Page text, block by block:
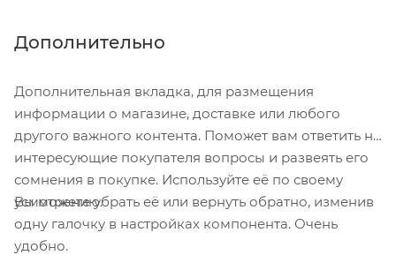
получения заказа обратитесь к сотруднику в
кассовой зоне и назовите номер.
Постамат. Когда заказ поступит на точку, на ваш
телефон или e-mail придет уникальный код.
Заказ нужно оплатить в терминале постамата.
Срок хранения — 3 дня.
Почтовая доставка через почту России. Когда
Дополнительно
Дополнительная вкладка, для размещения
информации о магазине, доставке или любого
другого важного контента. Поможет вам ответить на
интересующие покупателя вопросы и развеять его
сомнения в покупке. Используйте её по своему
усмотрению.
Вы можете убрать её или вернуть обратно, изменив
одну галочку в настройках компонента. Очень
удобно.